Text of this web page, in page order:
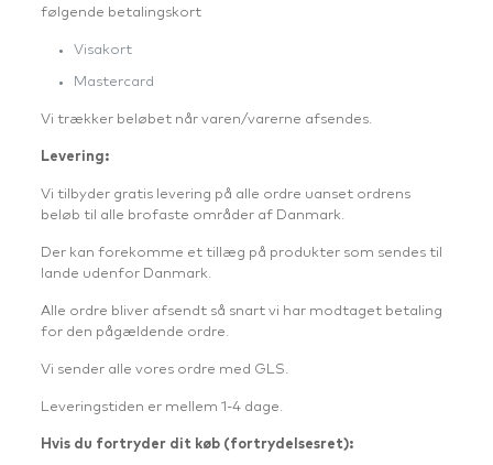
følgende betalingskort
Visakort
Mastercard
Vi trækker beløbet når varen/varerne afsendes.
Levering:
Vi tilbyder gratis levering på alle ordre uanset ordrens
beløb til alle brofaste områder af Danmark.
Der kan forekomme et tillæg på produkter som sendes til
lande udenfor Danmark.
Alle ordre bliver afsendt så snart vi har modtaget betaling
for den pågældende ordre.
Vi sender alle vores ordre med GLS.
Leveringstiden er mellem 1-4 dage.
Hvis du fortryder dit køb (fortrydelsesret):